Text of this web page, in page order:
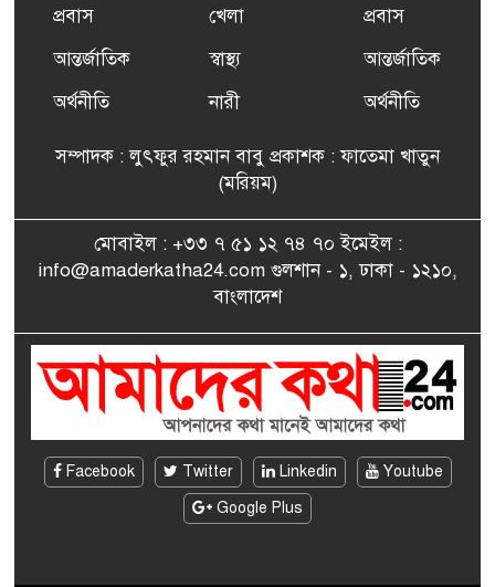
ফ্রান্সে সংবর্ধিত হলেন যুক্তরাজ্য
বিএনপি’র আহ্বায়ক কমিটির
সাংবাদিকতায় কৃতিত্বের পুরস্কার
এমপি মমতাজ আলোকে
জেলা প্রবাসী এসোসিয়েশন’
বেদে সম্প্রদায় নিয়ে প্যারিসে
তথ্য-চলচ্চিত্র “ভাসমান জীবন”
প্রবাস
আন্তর্জাতিক
অর্থনীতি
খেলা
স্বাস্থ্য
নারী
প্রবাস
আন্তর্জাতিক
অর্থনীতি
সম্পাদক : লুৎফুর রহমান বাবু প্রকাশক : ফাতেমা খাতুন
(মরিয়ম)
মোবাইল : +৩৩ ৭ ৫১ ১২ ৭৪ ৭০ ইমেইল :
info@amaderkatha24.com গুলশান - ১, ঢাকা - ১২১০,
বাংলাদেশ
Facebook Twitter Linkedin
Youtube
Google Plus